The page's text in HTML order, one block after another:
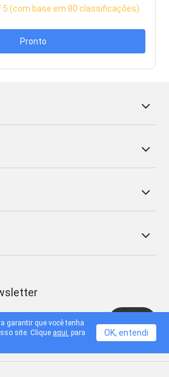
(com base em 80 classificações)
Pronto
garantir que você tenha
site. Clique aqui. para
OK, entendi